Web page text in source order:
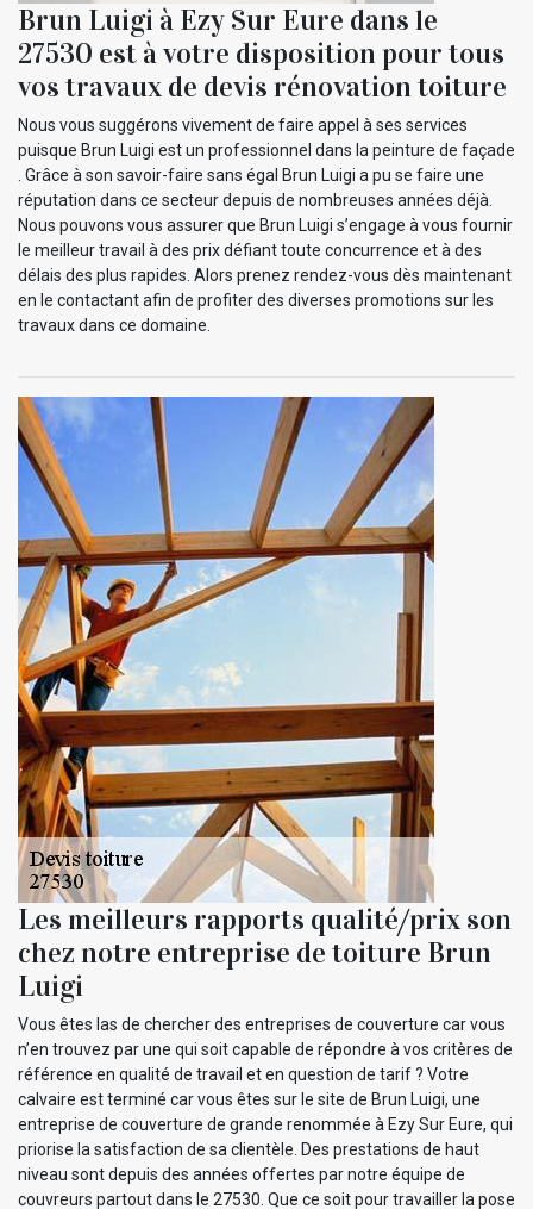
Brun Luigi à Ezy Sur Eure dans le
27530 est à votre disposition pour tous
vos travaux de devis rénovation toiture
Nous vous suggérons vivement de faire appel à ses services
puisque Brun Luigi est un professionnel dans la peinture de façade
. Grâce à son savoir-faire sans égal Brun Luigi a pu se faire une
réputation dans ce secteur depuis de nombreuses années déjà.
Nous pouvons vous assurer que Brun Luigi s’engage à vous fournir
le meilleur travail à des prix défiant toute concurrence et à des
délais des plus rapides. Alors prenez rendez-vous dès maintenant
en le contactant afin de profiter des diverses promotions sur les
travaux dans ce domaine.
Les meilleurs rapports qualité/prix son
chez notre entreprise de toiture Brun
Luigi
Vous êtes las de chercher des entreprises de couverture car vous
n’en trouvez par une qui soit capable de répondre à vos critères de
référence en qualité de travail et en question de tarif ? Votre
calvaire est terminé car vous êtes sur le site de Brun Luigi, une
entreprise de couverture de grande renommée à Ezy Sur Eure, qui
priorise la satisfaction de sa clientèle. Des prestations de haut
niveau sont depuis des années offertes par notre équipe de
couvreurs partout dans le 27530. Que ce soit pour travailler la pose